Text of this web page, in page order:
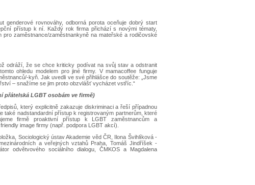
genderové rovnováhy, odborná porota oceňuje dobrý start
přístup k ní. Každý rok firma přichází s novými tématy,
zaměstnance/zaměstnankyně na mateřské a rodičovské
odráží, že se chce kriticky podívat na svůj stav a odstranit
ohledu modelem pro jiné firmy. V mamacoffee funguje
kyň. Jak uvedli ve své přihlášce do soutěže: „Jsme
– snažíme se jim proto obzvlášť vycházet vstříc.“
přátelská LGBT osobám ve firmě)
který explicitně zakazuje diskriminaci a řeší případnou
také nadstandardní přístup k registrovaným partnerům, které
firmě proaktivní přístup k LGBT zaměstnancům a
image firmy (např. podpora LGBT akcí).
Sociologický ústav Akademie věd ČR, Ilona Švihlíková -
a veřejných vztahů Praha, Tomáš Jindříšek -
odvětvového sociálního dialogu, ČMKOS a Magdalena